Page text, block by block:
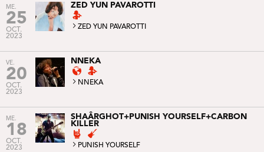
ME.
25
OCT.
2023
ZED YUN PAVAROTTI
ZED YUN PAVAROTTI
VE.
20
OCT.
2023
NNEKA
NNEKA
ME.
18
OCT.
2023
SHAÂRGHOT+PUNISH YOURSELF+CARBON
KILLER
PUNISH YOURSELF